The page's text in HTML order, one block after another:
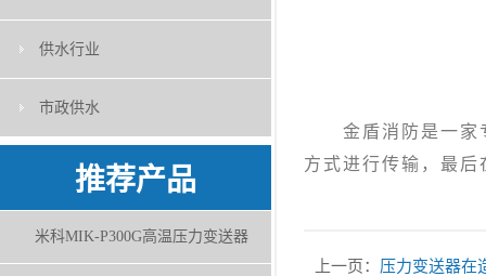
供水行业
市政供水
推荐产品
米科MIK-P300G高温压力变送器
金盾消防是一家专
方式进行传输，最
上一页： 压力变送器在